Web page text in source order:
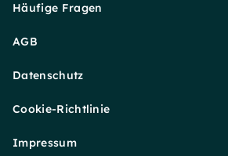
Häufige Fragen
AGB
Datenschutz
Cookie-Richtlinie
Impressum